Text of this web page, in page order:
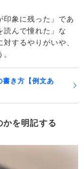
印象に残った」であ
読んで憧れた」な
するやりがいや、
書き方【例文あ
を明記する